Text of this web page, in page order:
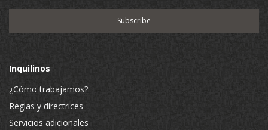
Inquilinos
¿Cómo trabajamos?
Reglas y directrices
Servicios adicionales